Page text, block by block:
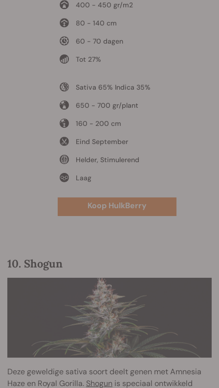
400 - 450 gr/m2
80 - 140 cm
60 - 70 dagen
Tot 27%
Sativa 65% Indica 35%
650 - 700 gr/plant
160 - 200 cm
Eind September
Helder, Stimulerend
Laag
Koop HulkBerry
10. Shogun
Deze geweldige sativa soort deelt genen met Amnesia
Haze en Royal Gorilla. Shogun is speciaal ontwikkeld